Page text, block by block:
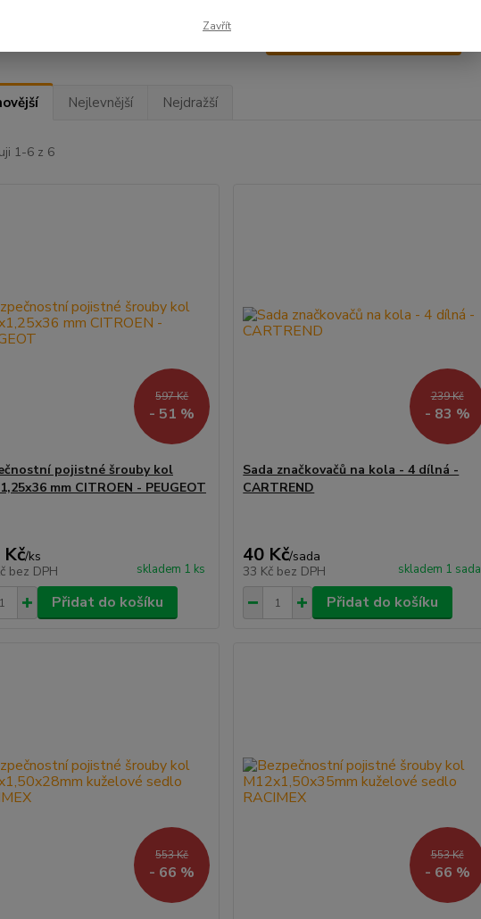
Nejlevnější Nejdražší
1-6 z 6
597 Kč
- 51 %
pojistné šrouby kol
mm CITROEN - PEUGEOT
/ks
bez DPH skladem 1 ks
Přidat do košíku
239 Kč
- 83 %
Sada značkovačů na kola - 4 dílná -
CARTREND
40 Kč/sada
33 Kč bez DPH skladem 1 sada
Přidat do košíku
553 Kč
- 66 %
553 Kč
- 66 %
Zavřít